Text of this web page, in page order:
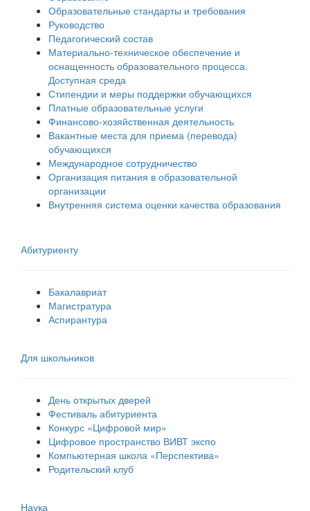
Образовательные стандарты и требования
Руководство
Педагогический состав
Материально-техническое обеспечение и
оснащенность образовательного процесса.
Доступная среда
Стипендии и меры поддержки обучающихся
Платные образовательные услуги
Финансово-хозяйственная деятельность
Вакантные места для приема (перевода)
обучающихся
Международное сотрудничество
Организация питания в образовательной
организации
Внутренняя система оценки качества образования
Абитуриенту
Бакалавриат
Магистратура
Аспирантура
Для школьников
День открытых дверей
Фестиваль абитуриента
Конкурс «Цифровой мир»
Цифровое пространство ВИВТ экспо
Компьютерная школа «Перспектива»
Родительский клуб
Наука